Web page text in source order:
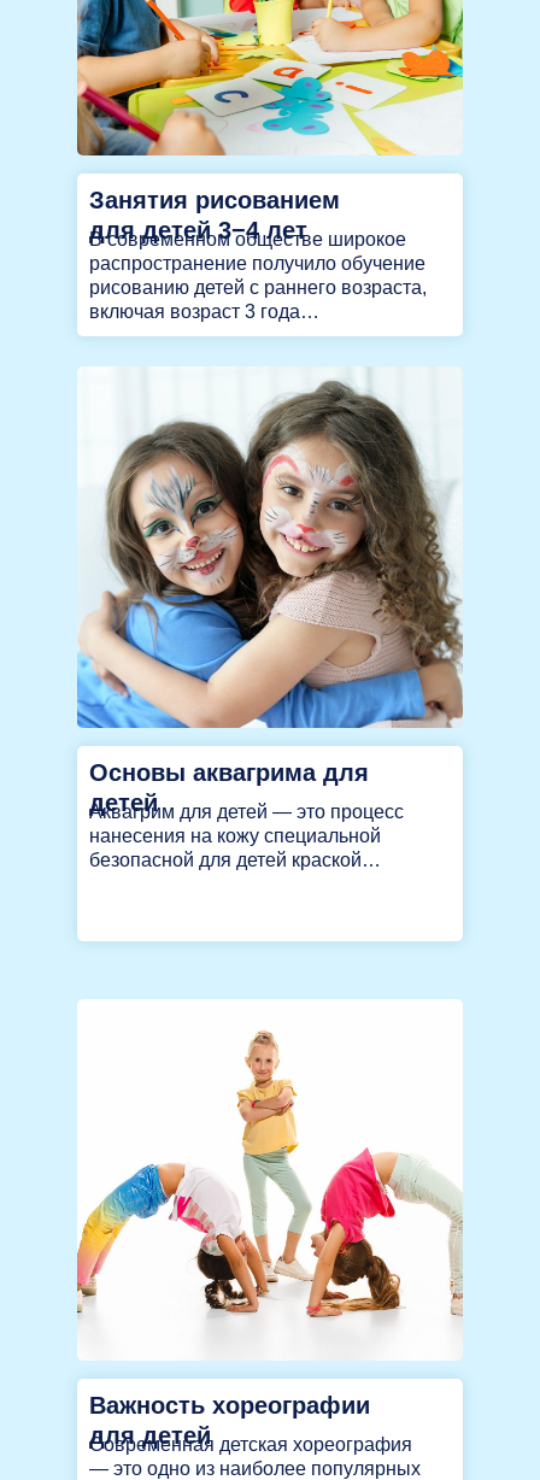
Занятия рисованием
для детей 3−4 лет
В современном обществе широкое
распространение получило обучение
рисованию детей с раннего возраста,
включая возраст 3 года…
Основы аквагрима для
детей
Аквагрим для детей — это процесс
нанесения на кожу специальной
безопасной для детей краской…
Важность хореографии
для детей
Современная детская хореография
— это одно из наиболее популярных